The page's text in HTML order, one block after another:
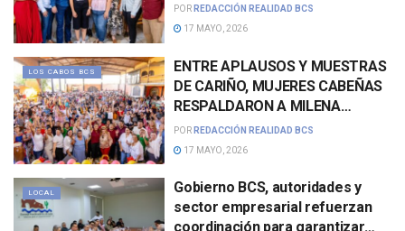
POR REDACCIÓN REALIDAD BCS
17 MAYO, 2026
LOS CABOS BCS
ENTRE APLAUSOS Y MUESTRAS
DE CARIÑO, MUJERES CABEÑAS
RESPALDARON A MILENA
QUIROGA EN ENCUENTRO
REALIZADO EN LOS CABOS
POR REDACCIÓN REALIDAD BCS
17 MAYO, 2026
LOCAL
Gobierno BCS, autoridades y
sector empresarial refuerzan
coordinación para garantizar